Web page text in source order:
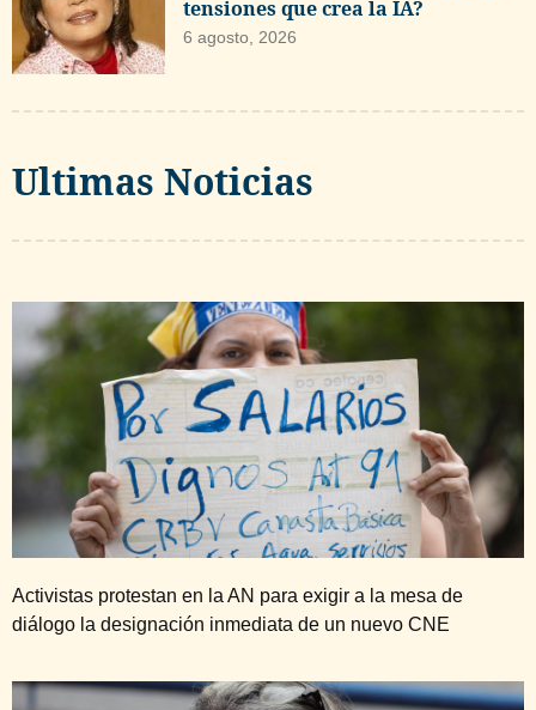
tensiones que crea la IA?
6 agosto, 2026
Ultimas Noticias
Activistas protestan en la AN para exigir a la mesa de
diálogo la designación inmediata de un nuevo CNE